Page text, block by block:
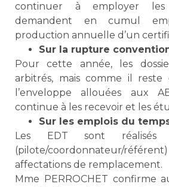
continuer à employer
demandent en cumul
production annuelle d’un
Sur la rupture
Pour cette année, les
arbitrés, mais comme il reste
l’enveloppe allouées aux
continue à les recevoir et les
Sur les emplois du
Les EDT sont
(pilote/coordonnateur/
affectations de remplacement.
Mme PERROCHET confirme